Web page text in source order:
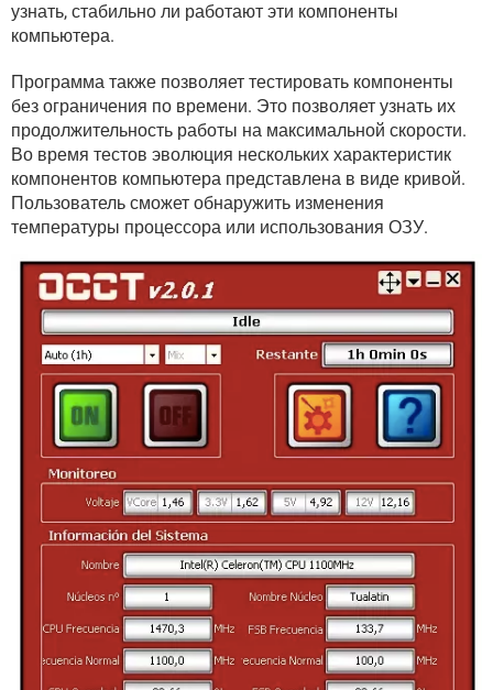
узнать, стабильно ли работают эти компоненты
компьютера.
Программа также позволяет тестировать компоненты
без ограничения по времени. Это позволяет узнать их
продолжительность работы на максимальной скорости.
Во время тестов эволюция нескольких характеристик
компонентов компьютера представлена ​​в виде кривой.
Пользователь сможет обнаружить изменения
температуры процессора или использования ОЗУ.